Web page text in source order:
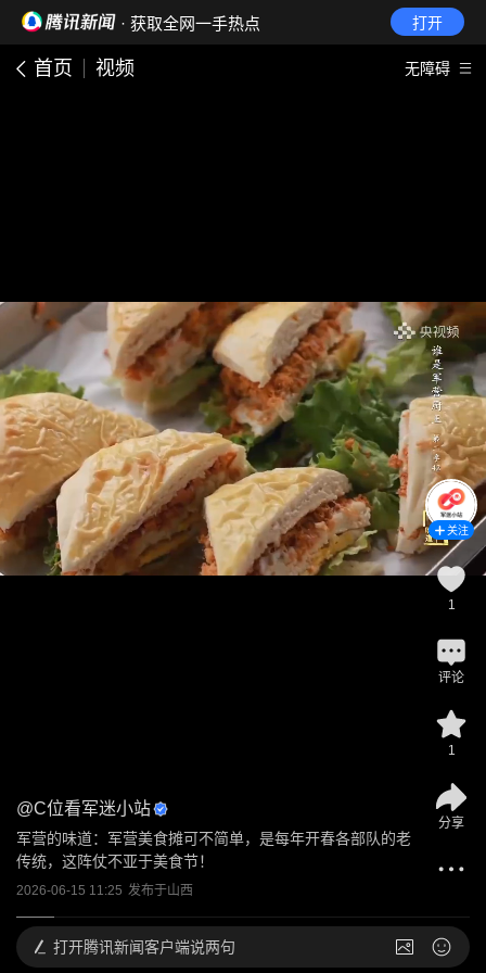
· 获取全网一手热点 打开
首页 视频 无障碍
@C位看军迷小站
军营的味道：军营美食摊可不简单，是每年开春各部队的老
传统，这阵仗不亚于美食节！
2026-06-15 11:25 发布于山西
关注
1
评论
1
分享
打开腾讯新闻客户端说两句